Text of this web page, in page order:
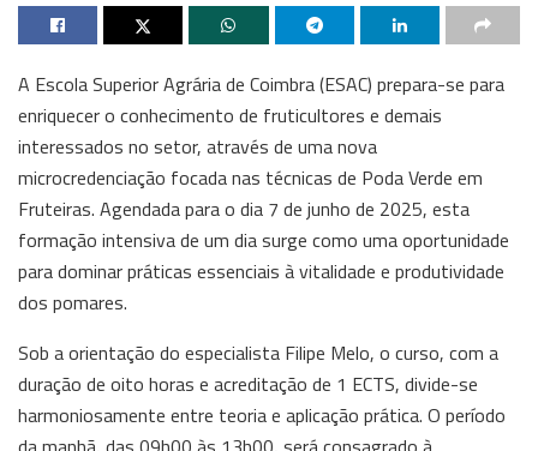
A Escola Superior Agrária de Coimbra (ESAC) prepara-se para
enriquecer o conhecimento de fruticultores e demais
interessados no setor, através de uma nova
microcredenciação focada nas técnicas de Poda Verde em
Fruteiras. Agendada para o dia 7 de junho de 2025, esta
formação intensiva de um dia surge como uma oportunidade
para dominar práticas essenciais à vitalidade e produtividade
dos pomares.
Sob a orientação do especialista Filipe Melo, o curso, com a
duração de oito horas e acreditação de 1 ECTS, divide-se
harmoniosamente entre teoria e aplicação prática. O período